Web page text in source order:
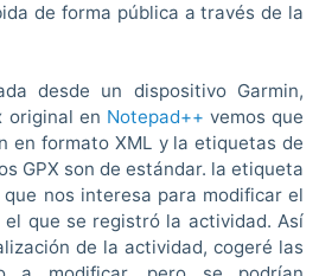
de forma pública a través de la
desde un dispositivo Garmin,
original en Notepad++ vemos que
en formato XML y la etiquetas de
GPX son de estándar. la etiqueta
nos interesa para modificar el
que se registró la actividad. Así
de la actividad, cogeré las